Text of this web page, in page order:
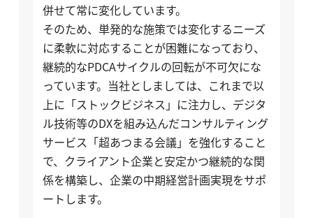
併せて常に変化しています。
そのため、単発的な施策では変化するニーズ
に柔軟に対応することが困難になっており、
継続的なPDCAサイクルの回転が不可欠にな
っています。当社としましては、これまで以
上に「ストックビジネス」に注力し、デジタ
ル技術等のDXを組み込んだコンサルティング
サービス「超あつまる会議」を強化すること
で、クライアント企業と安定かつ継続的な関
係を構築し、企業の中期経営計画実現をサポ
ートします。